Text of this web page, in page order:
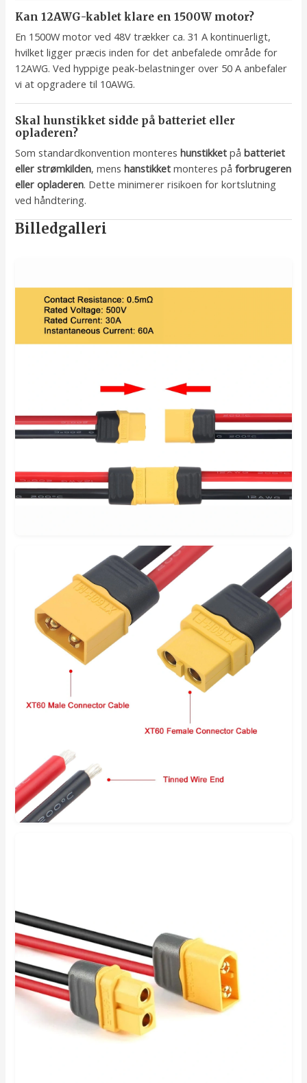
Kan 12AWG-kablet klare en 1500W motor?
En 1500W motor ved 48V trækker ca. 31 A kontinuerligt,
hvilket ligger præcis inden for det anbefalede område for
12AWG. Ved hyppige peak-belastninger over 50 A anbefaler
vi at opgradere til 10AWG.
Skal hunstikket sidde på batteriet eller
opladeren?
Som standardkonvention montereshunstikket påbatteriet
eller strømkilden, menshanstikket monteres påforbrugeren
eller opladeren. Dette minimerer risikoen for kortslutning
ved håndtering.
Billedgalleri